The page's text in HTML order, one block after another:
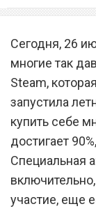
Steam
Сегодня, 26
многие так
Steam,
запустила
купить себе
достигает
Специальная
участие, еще